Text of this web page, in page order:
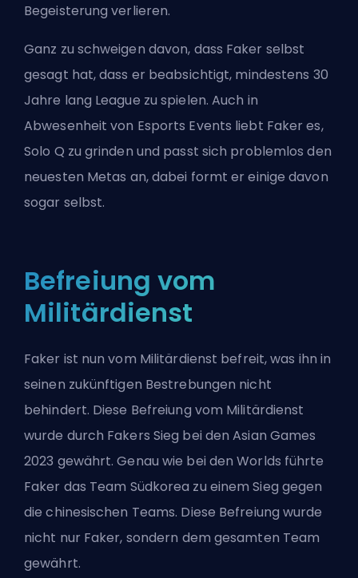
Begeisterung verlieren.
Ganz zu schweigen davon, dass Faker selbst
gesagt hat, dass er beabsichtigt, mindestens 30
Jahre lang League zu spielen. Auch in
Abwesenheit von Esports Events liebt Faker es,
Solo Q zu grinden und passt sich problemlos den
neuesten Metas an, dabei formt er einige davon
sogar selbst.
Befreiung vom
Militärdienst
Faker ist nun vom Militärdienst befreit, was ihn in
seinen zukünftigen Bestrebungen nicht
behindert. Diese Befreiung vom Militärdienst
wurde durch Fakers Sieg bei den Asian Games
2023 gewährt. Genau wie bei den Worlds führte
Faker das Team Südkorea zu einem Sieg gegen
die chinesischen Teams. Diese Befreiung wurde
nicht nur Faker, sondern dem gesamten Team
gewährt.